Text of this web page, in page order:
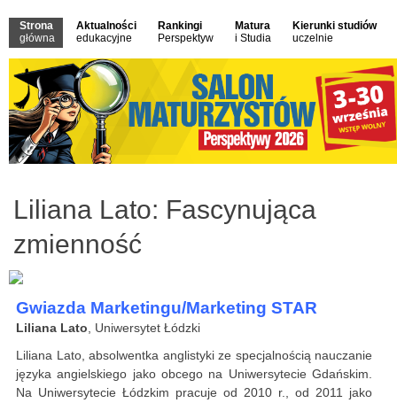
Strona
główna
Aktualności
edukacyjne
Rankingi
Perspektyw
Matura
i Studia
Kierunki studiów
uczelnie
Liliana Lato: Fascynująca
zmienność
Gwiazda Marketingu/Marketing STAR
Liliana Lato, Uniwersytet Łódzki
Liliana Lato, absolwentka anglistyki ze specjalnością nauczanie
języka angielskiego jako obcego na Uniwersytecie Gdańskim.
Na Uniwersytecie Łódzkim pracuje od 2010 r., od 2011 jako